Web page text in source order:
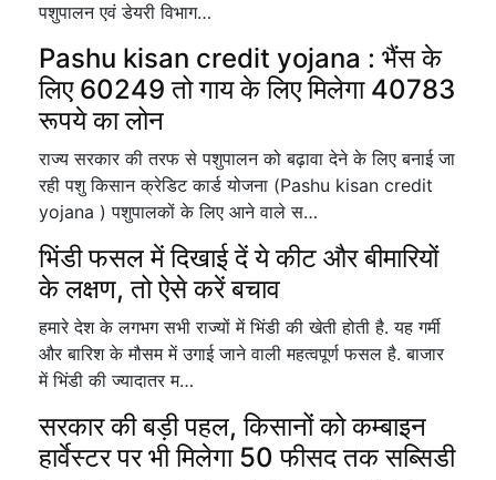
पशुपालन एवं डेयरी विभाग…
Pashu kisan credit yojana : भैंस के
लिए 60249 तो गाय के लिए मिलेगा 40783
रूपये का लोन
राज्य सरकार की तरफ से पशुपालन को बढ़ावा देने के लिए बनाई जा
रही पशु किसान क्रेडिट कार्ड योजना (Pashu kisan credit
yojana ) पशुपालकों के लिए आने वाले स…
भिंडी फसल में दिखाई दें ये कीट और बीमारियों
के लक्षण, तो ऐसे करें बचाव
हमारे देश के लगभग सभी राज्यों में भिंडी की खेती होती है. यह गर्मी
और बारिश के मौसम में उगाई जाने वाली महत्वपूर्ण फसल है. बाजार
में भिंडी की ज्यादातर म…
सरकार की बड़ी पहल, किसानों को कम्बाइन
हार्वेस्टर पर भी मिलेगा 50 फीसद तक सब्सिडी